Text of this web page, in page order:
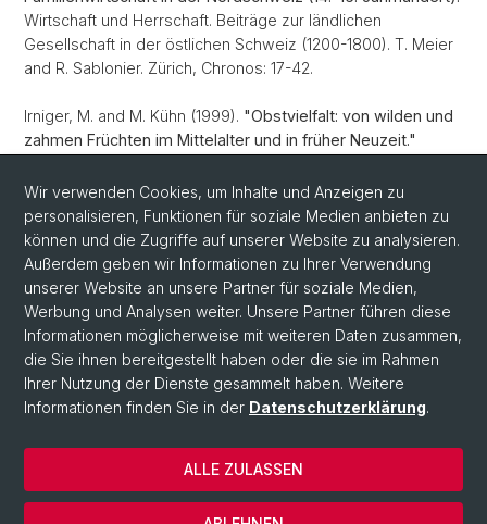
Wirtschaft und Herrschaft. Beiträge zur ländlichen
Gesellschaft in der östlichen Schweiz (1200-1800). T. Meier
and R. Sablonier. Zürich, Chronos: 17-42.
Irniger, M. and M. Kühn (1999). "Obstvielfalt: von wilden und
zahmen Früchten im Mittelalter und in früher Neuzeit."
Quick Links
Kontakt
© Universität Basel
Wir verwenden Cookies, um Inhalte und Anzeigen zu
personalisieren, Funktionen für soziale Medien anbieten zu
können und die Zugriffe auf unserer Website zu analysieren.
Außerdem geben wir Informationen zu Ihrer Verwendung
unserer Website an unsere Partner für soziale Medien,
Werbung und Analysen weiter. Unsere Partner führen diese
Informationen möglicherweise mit weiteren Daten zusammen,
die Sie ihnen bereitgestellt haben oder die sie im Rahmen
Ihrer Nutzung der Dienste gesammelt haben. Weitere
Informationen finden Sie in der Datenschutzerklärung.
ALLE ZULASSEN